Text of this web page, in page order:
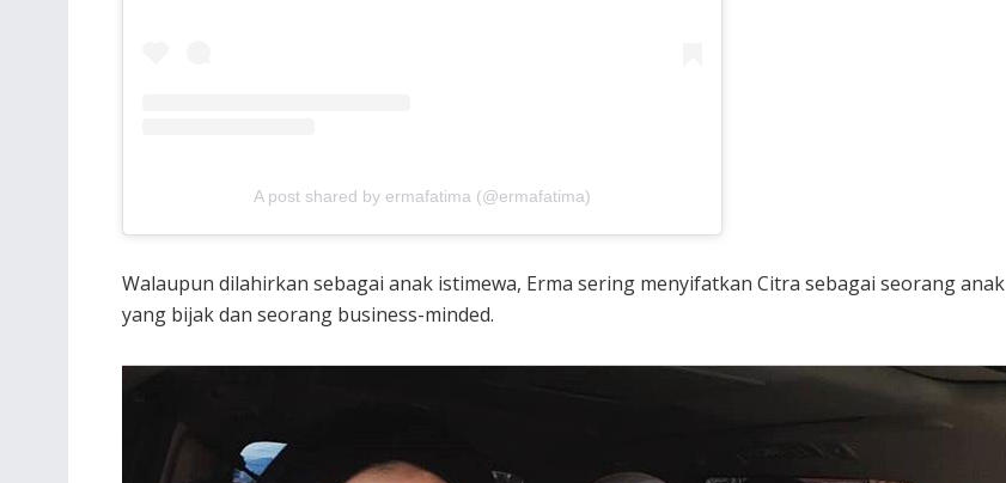
A post shared by ermafatima (@ermafatima)
Walaupun dilahirkan sebagai anak istimewa, Erma sering menyifatkan Citra sebagai seorang anak
yang bijak dan seorang business-minded.